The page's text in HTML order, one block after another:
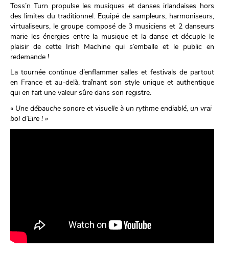
Toss’n Turn propulse les musiques et danses irlandaises hors
des limites du traditionnel. Equipé de sampleurs, harmoniseurs,
virtualiseurs, le groupe composé de 3 musiciens et 2 danseurs
marie les énergies entre la musique et la danse et décuple le
plaisir de cette Irish Machine qui s’emballe et le public en
redemande !
La tournée continue d’enflammer salles et festivals de partout
en France et au-delà, traînant son style unique et authentique
qui en fait une valeur sûre dans son registre.
« Une débauche sonore et visuelle à un rythme endiablé, un vrai
bol d’Eire ! »